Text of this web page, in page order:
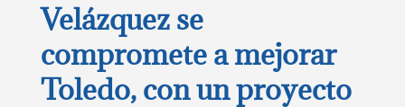
Velázquez se
compromete a mejorar
Toledo, con un proyecto